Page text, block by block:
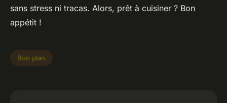
sans stress ni tracas. Alors, prêt à cuisiner ? Bon
appétit !
Bon plan